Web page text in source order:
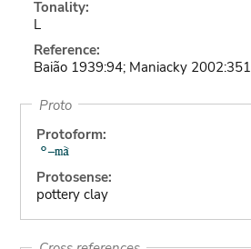
Tonality:
L
Reference:
Baião 1939:94; Maniacky 2002:351
Proto
Protoform:
Protosense:
pottery clay